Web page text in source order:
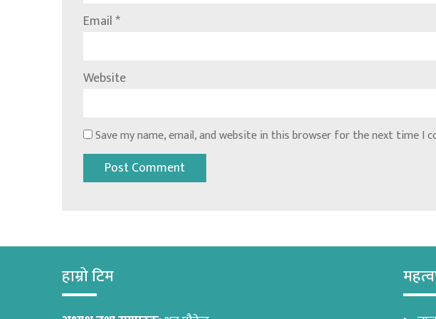
Email*
Website
Save my name, email, and website in this browser for the next time I
हाम्रो टिम